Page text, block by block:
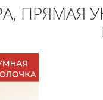
ПРЯМАЯ